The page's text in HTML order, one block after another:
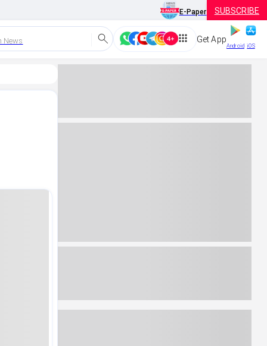
E-Paper SUBSCRIBE
News Get App
Android iOS